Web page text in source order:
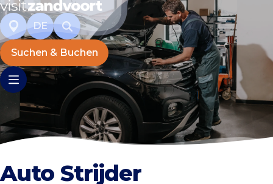
DE
Suchen & Buchen
Auto Strijder